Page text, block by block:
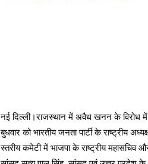
नई दिल्ली।राजस्थान में अवैध खनन के विरोध
बुधवार को भारतीय जनता पार्टी के राष्ट्रीय
स्तरीय कमेटी में भाजपा के राष्ट्रीय महासचिव